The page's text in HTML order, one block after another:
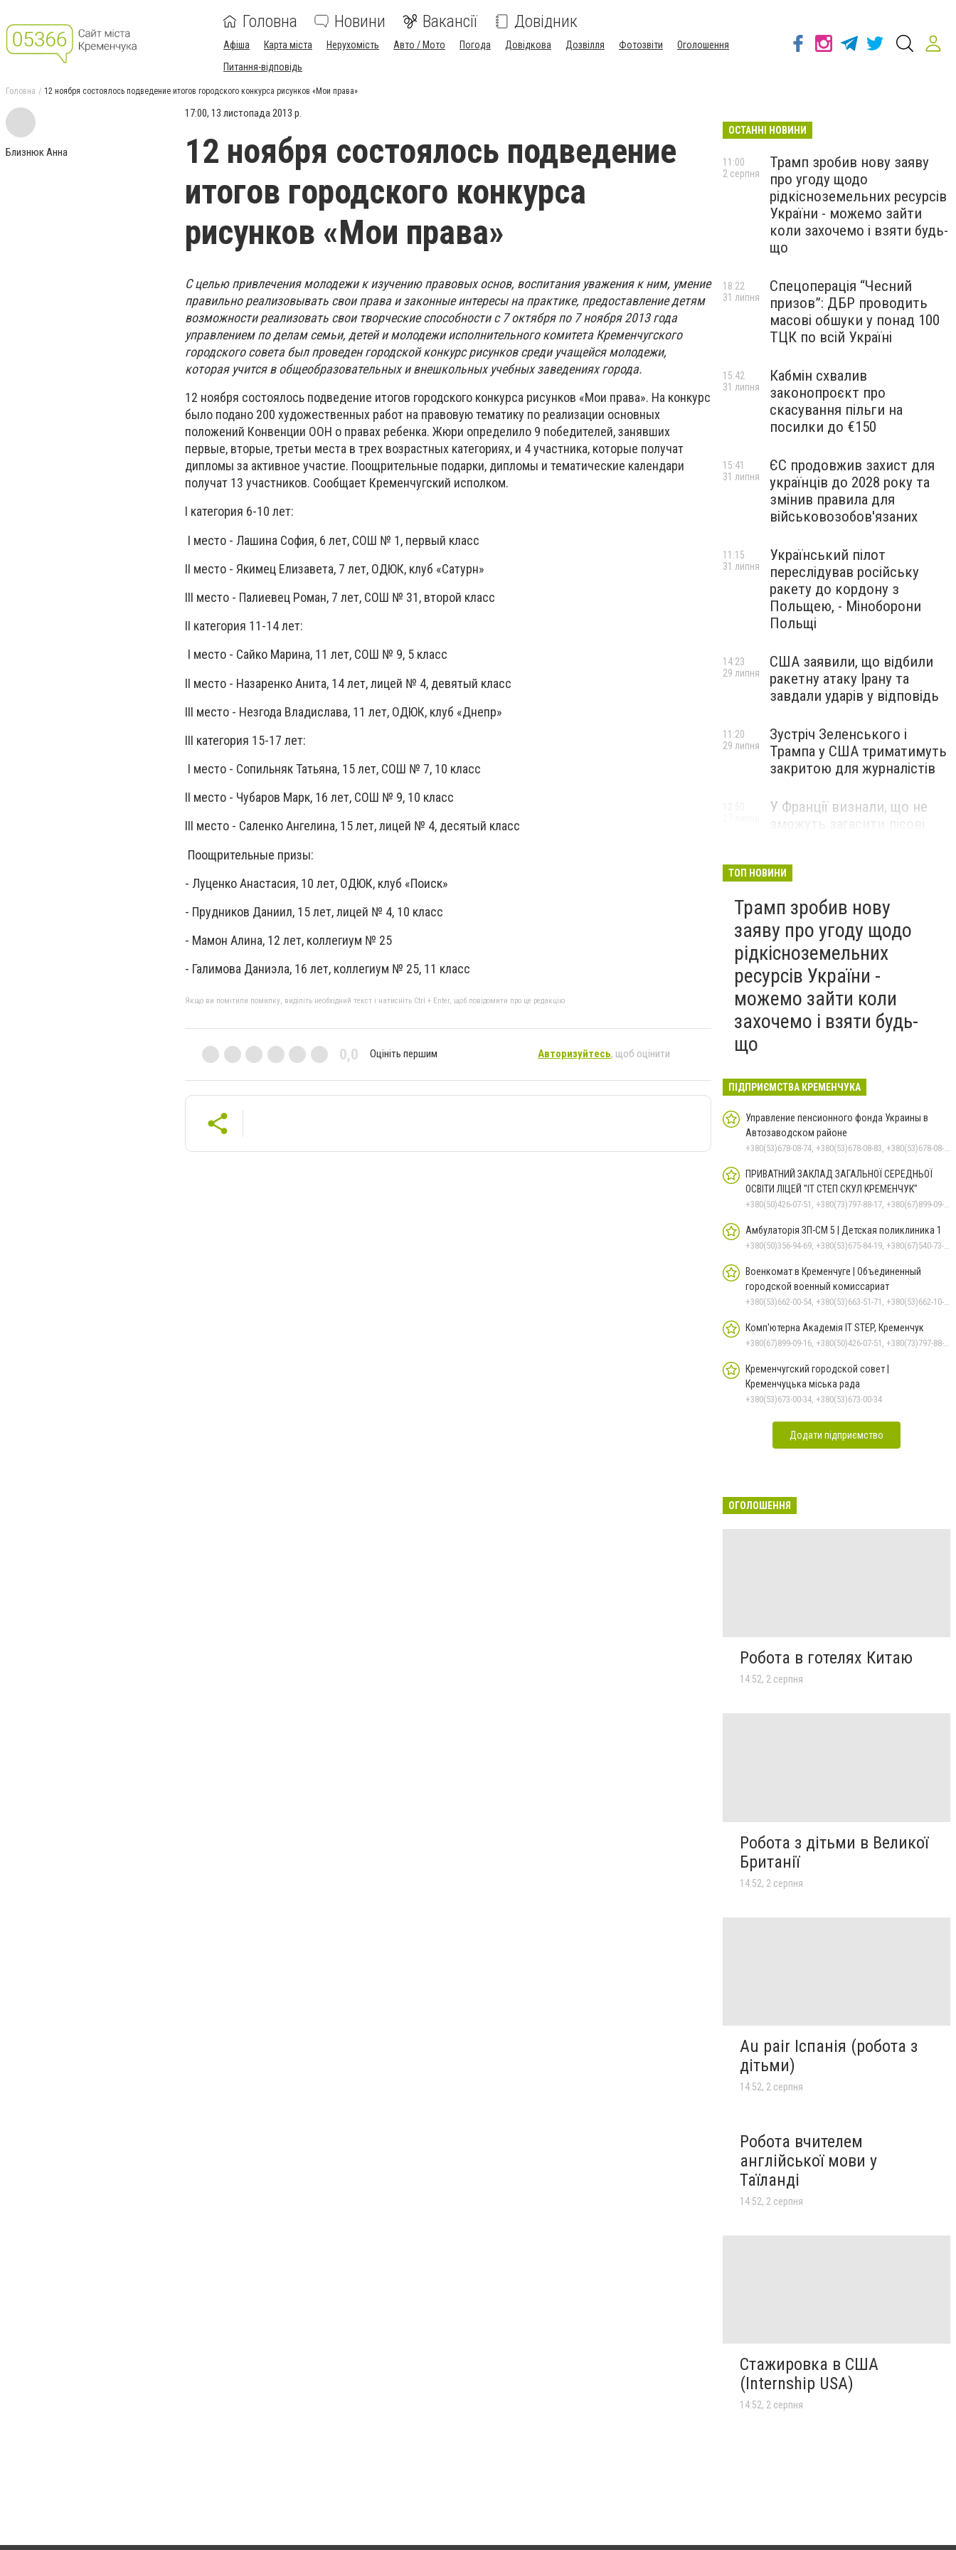
Головна Новини Вакансії Довідник
Афіша Карта міста Нерухомість Авто / Мото Погода Довідкова Дозвілля Фотозвіти
Оголошення
Питання-відповідь
Головна 12 ноября состоялось подведение итогов городского конкурса рисунков «Мои права»
Близнюк Анна
17:00, 13 листопада 2013 р.
12 ноября состоялось подведение
итогов городского конкурса
рисунков «Мои права»
С целью привлечения молодежи к изучению правовых основ, воспитания уважения к ним, умение
правильно реализовывать свои права и законные интересы на практике, предоставление детям
возможности реализовать свои творческие способности с 7 октября по 7 ноября 2013 года
управлением по делам семьи, детей и молодежи исполнительного комитета Кременчугского
городского совета был проведен городской конкурс рисунков среди учащейся молодежи,
которая учится в общеобразовательных и внешкольных учебных заведениях города.
12 ноября состоялось подведение итогов городского конкурса рисунков «Мои права». На конкурс
было подано 200 художественных работ на правовую тематику по реализации основных
положений Конвенции ООН о правах ребенка. Жюри определило 9 победителей, занявших
первые, вторые, третьи места в трех возрастных категориях, и 4 участника, которые получат
дипломы за активное участие. Поощрительные подарки, дипломы и тематические календари
получат 13 участников. Сообщает Кременчугский исполком.
I категория 6-10 лет:
I место - Лашина София, 6 лет, СОШ № 1, первый класс
II место - Якимец Елизавета, 7 лет, ОДЮК, клуб «Сатурн»
III место - Палиевец Роман, 7 лет, СОШ № 31, второй класс
II категория 11-14 лет:
I место - Сайко Марина, 11 лет, СОШ № 9, 5 класс
II место - Назаренко Анита, 14 лет, лицей № 4, девятый класс
III место - Незгода Владислава, 11 лет, ОДЮК, клуб «Днепр»
III категория 15-17 лет:
I место - Сопильняк Татьяна, 15 лет, СОШ № 7, 10 класс
II место - Чубаров Марк, 16 лет, СОШ № 9, 10 класс
III место - Саленко Ангелина, 15 лет, лицей № 4, десятый класс
Поощрительные призы:
- Луценко Анастасия, 10 лет, ОДЮК, клуб «Поиск»
- Прудников Даниил, 15 лет, лицей № 4, 10 класс
- Мамон Алина, 12 лет, коллегиум № 25
- Галимова Даниэла, 16 лет, коллегиум № 25, 11 класс
Якщо ви помітили помилку, виділіть необхідний текст і натисніть Ctrl + Enter, щоб повідомити про це редакцію
0,0 Оцініть першим Авторизуйтесь, щоб оцінити
ОСТАННІ НОВИНИ
Трамп зробив нову заяву
про угоду щодо
рідкісноземельних ресурсів
України - можемо зайти
коли захочемо і взяти будь-
що
11:00
2 серпня
Спецоперація “Чесний
призов”: ДБР проводить
масові обшуки у понад 100
ТЦК по всій Україні
18:22
31 липня
Кабмін схвалив
законопроєкт про
скасування пільги на
посилки до €150
15:42
31 липня
ЄС продовжив захист для
українців до 2028 року та
змінив правила для
військовозобов'язаних
15:41
31 липня
Український пілот
переслідував російську
ракету до кордону з
Польщею, - Міноборони
Польщі
11:15
31 липня
США заявили, що відбили
ракетну атаку Ірану та
завдали ударів у відповідь
14:23
29 липня
Зустріч Зеленського і
Трампа у США триматимуть
закритою для журналістів
11:20
29 липня
У Франції визнали, що не
ТОП НОВИНИ
Трамп зробив нову
заяву про угоду щодо
рідкісноземельних
ресурсів України -
можемо зайти коли
захочемо і взяти будь-
що
ПІДПРИЄМСТВА КРЕМЕНЧУКА
Управление пенсионного фонда Украины в
Автозаводском районе
+380(53)678-08-74, +380(53)678-08-83, +380(53)678-08-41, +380(53)678-08-86, +380(53)678-09-05
ПРИВАТНИЙ ЗАКЛАД ЗАГАЛЬНОЇ СЕРЕДНЬОЇ
ОСВІТИ ЛІЦЕЙ "ІТ СТЕП СКУЛ КРЕМЕНЧУК"
+380(50)426-07-51, +380(73)797-88-17, +380(67)899-09-16
Амбулаторія ЗП-СМ 5 | Детская поликлиника 1
+380(50)356-94-69, +380(53)675-84-19, +380(67)540-73-87
Военкомат в Кременчуге | Объединенный
городской военный комиссариат
+380(53)662-00-54, +380(53)663-51-71, +380(53)662-10-35
Комп'ютерна Академія IT STEP, Кременчук
+380(67)899-09-16, +380(50)426-07-51, +380(73)797-88-17
Кременчугский городской совет |
Кременчуцька міська рада
+380(53)673-00-34, +380(53)673-00-34
Додати підприємство
ОГОЛОШЕННЯ
Робота в готелях Китаю
14:52, 2 серпня
Робота з дітьми в Великої
Британії
14:52, 2 серпня
Au pair Іспанія (робота з
дітьми)
14:52, 2 серпня
Робота вчителем
англійської мови у
Таїланді
14:52, 2 серпня
Стажировка в США
(Internship USA)
14:52, 2 серпня